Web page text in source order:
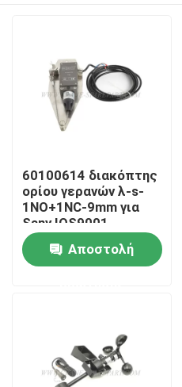
60100614 διακόπτης
ορίου γερανών λ-s-
1NO+1NC-9mm για
Sany IOS9001
Αποστολή